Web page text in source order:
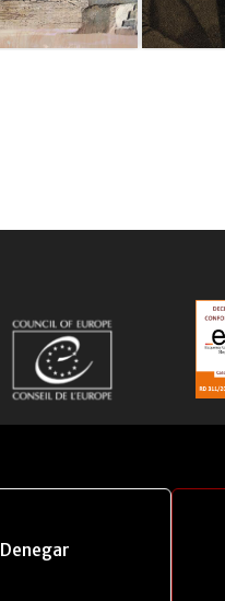
Denegar